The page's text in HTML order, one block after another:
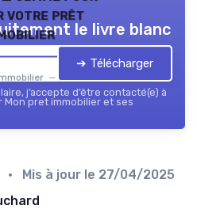
votre prêt
— 2026
le livre blanc
➔ Télécharger
j’accepte d’être contacté(e) à
Mon pret immobilier et ses
• Mis à jour le 27/04/2025